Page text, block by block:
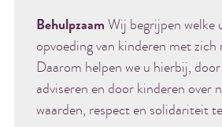
BehulpzaamWij begrijpen welke
opvoeding van kinderen met zich
Daarom helpen we u hierbij,
adviseren en door kinderen over
waarden, respect en solidariteit